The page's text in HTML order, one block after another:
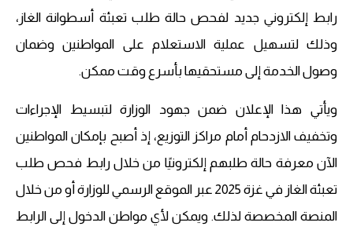
رابط إلكتروني جديد لفحص حالة طلب تعبئة أسطوانة الغاز،
وذلك لتسهيل عملية الاستعلام على المواطنين وضمان
وصول الخدمة إلى مستحقيها بأسرع وقت ممكن.
ويأتي هذا الإعلان ضمن جهود الوزارة لتبسيط الإجراءات
وتخفيف الازدحام أمام مراكز التوزيع، إذ أصبح بإمكان المواطنين
الآن معرفة حالة طلبهم إلكترونيًا من خلال رابط فحص طلب
تعبئة الغاز في غزة 2025 عبر الموقع الرسمي للوزارة أو من خلال
المنصة المخصصة لذلك. ويمكن لأي مواطن الدخول إلى الرابط